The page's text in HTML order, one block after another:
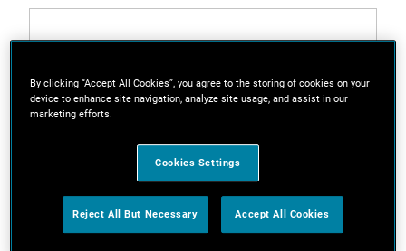
By clicking “Accept All Cookies”, you agree to the storing of cookies on your
device to enhance site navigation, analyze site usage, and assist in our
marketing efforts.
Cookies Settings
Reject All But Necessary Accept All Cookies